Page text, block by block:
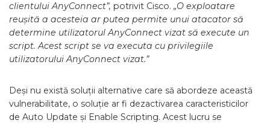
clientului AnyConnect”, potrivit Cisco. „O exploatare
reușită a acesteia ar putea permite unui atacator să
determine utilizatorul AnyConnect vizat să execute un
script. Acest script se va executa cu privilegiile
utilizatorului AnyConnect vizat.”
Deși nu există soluții alternative care să abordeze această
vulnerabilitate, o soluție ar fi dezactivarea caracteristicilor
de Auto Update și Enable Scripting. Acest lucru se